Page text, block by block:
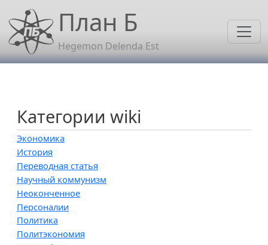
Перейти к основному содержанию
План Б
Hegemon Delenda Est
Категории wiki
Экономика
История
Переводная статья
Научный коммунизм
Неоконченное
Персоналии
Политика
Политэкономия